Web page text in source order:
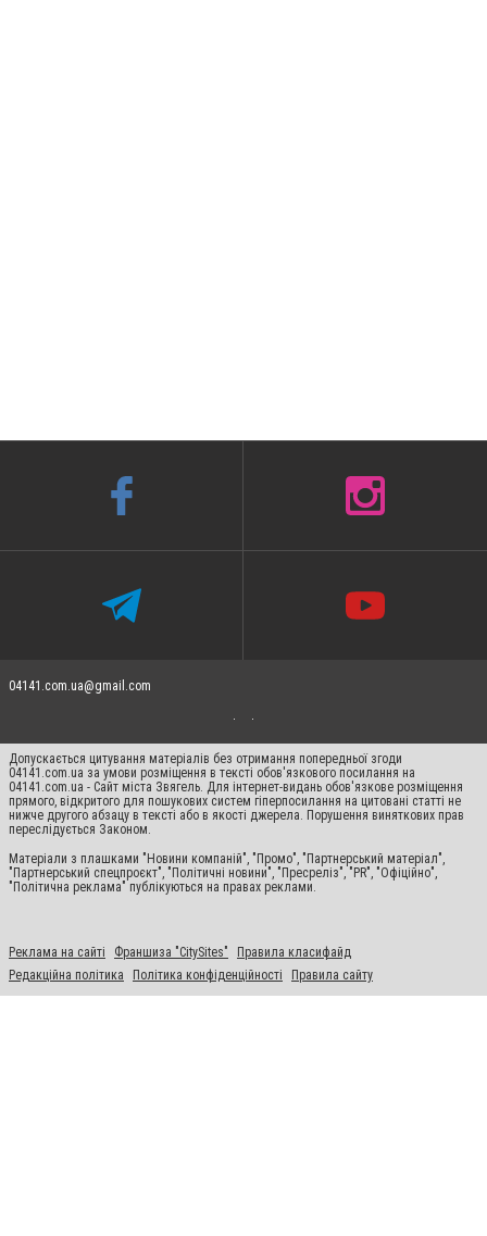
04141.com.ua@gmail.com
Допускається цитування матеріалів без отримання попередньої згоди
04141.com.ua за умови розміщення в тексті обов'язкового посилання на
04141.com.ua - Сайт міста Звягель. Для інтернет-видань обов'язкове розміщення
прямого, відкритого для пошукових систем гіперпосилання на цитовані статті не
нижче другого абзацу в тексті або в якості джерела. Порушення виняткових прав
переслідується Законом.
Матеріали з плашками "Новини компаній", "Промо", "Партнерський матеріал",
"Партнерський спецпроєкт", "Політичні новини", "Пресреліз", "PR", "Офіційно",
"Політична реклама" публікуються на правах реклами.
Реклама на сайті Франшиза "CitySites"
Правила класифайд
Редакційна політика
Політика конфіденційності Правила сайту